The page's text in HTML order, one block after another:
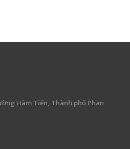
Hàm Tiến, Thành phố Phan